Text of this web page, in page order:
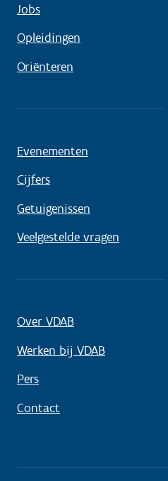
Jobs
Opleidingen
Oriënteren
Evenementen
Cijfers
Getuigenissen
Veelgestelde vragen
Over VDAB
Werken bij VDAB
Pers
Contact